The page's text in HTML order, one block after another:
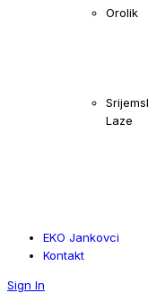
Orolik
Laze
EKO Jankovci
Kontakt
Sign In